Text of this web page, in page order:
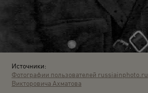
Источники:
Фотографии пользователей russiainphoto.ru
Викторовича Ахматова